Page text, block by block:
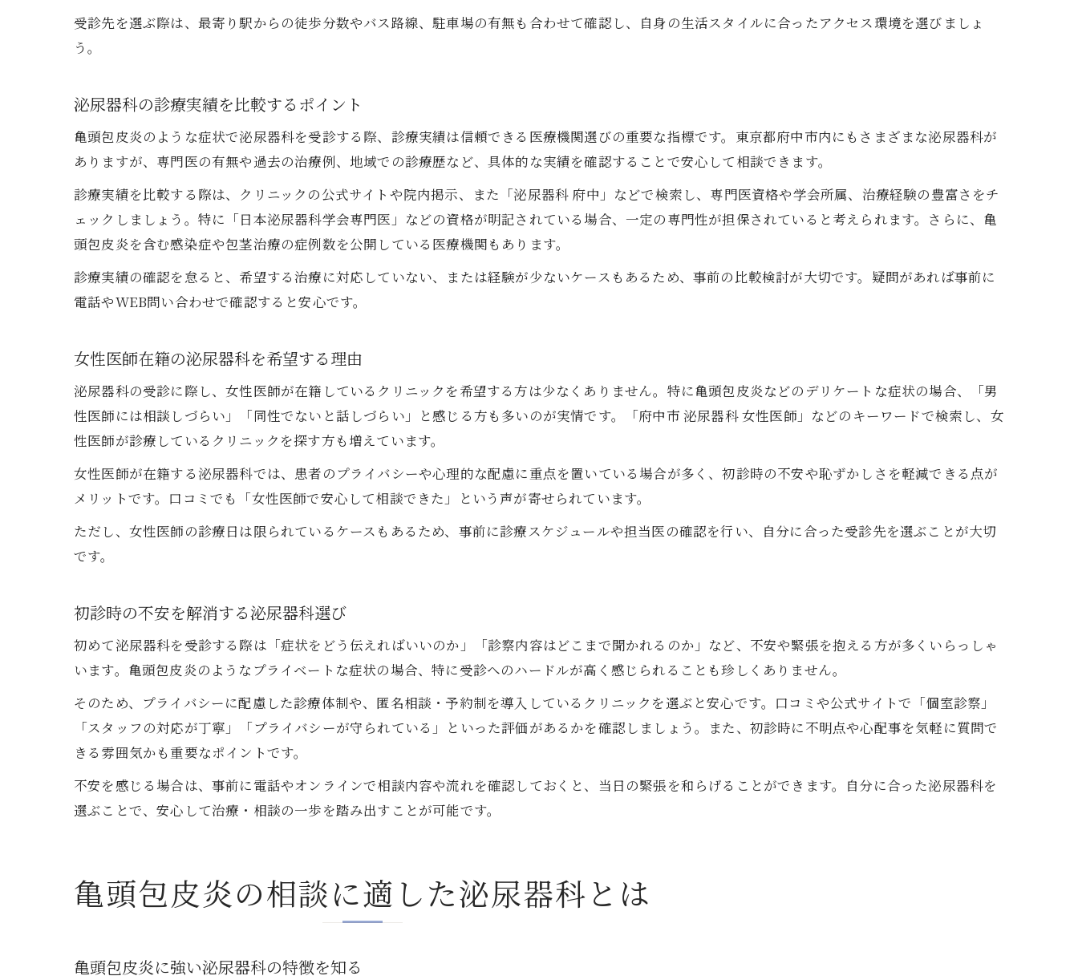
評判が良い泌尿器科の共通点とは何か
泌尿器科選びで通いやすさを重視する際の注意点
駅近の泌尿器科が持つ利便性の魅力
通院に便利な泌尿器科の見つけ方
泌尿器科のアクセスと診療体制を確認する
通いやすい泌尿器科を選ぶ際の落とし穴
アクセス面で泌尿器科を比較するポイント
受診先を選ぶ際は、最寄り駅からの徒歩分数やバス路線、駐車場の有無も合わせて確認し、自身の生活スタイルに合ったアクセス環境を選びましょ
う。
泌尿器科の診療実績を比較するポイント
亀頭包皮炎のような症状で泌尿器科を受診する際、診療実績は信頼できる医療機関選びの重要な指標です。東京都府中市内にもさまざまな泌尿器科が
ありますが、専門医の有無や過去の治療例、地域での診療歴など、具体的な実績を確認することで安心して相談できます。
診療実績を比較する際は、クリニックの公式サイトや院内掲示、また「泌尿器科 府中」などで検索し、専門医資格や学会所属、治療経験の豊富さをチ
ェックしましょう。特に「日本泌尿器科学会専門医」などの資格が明記されている場合、一定の専門性が担保されていると考えられます。さらに、亀
頭包皮炎を含む感染症や包茎治療の症例数を公開している医療機関もあります。
診療実績の確認を怠ると、希望する治療に対応していない、または経験が少ないケースもあるため、事前の比較検討が大切です。疑問があれば事前に
電話やWEB問い合わせで確認すると安心です。
女性医師在籍の泌尿器科を希望する理由
泌尿器科の受診に際し、女性医師が在籍しているクリニックを希望する方は少なくありません。特に亀頭包皮炎などのデリケートな症状の場合、「男
性医師には相談しづらい」「同性でないと話しづらい」と感じる方も多いのが実情です。「府中市 泌尿器科 女性医師」などのキーワードで検索し、女
性医師が診療しているクリニックを探す方も増えています。
女性医師が在籍する泌尿器科では、患者のプライバシーや心理的な配慮に重点を置いている場合が多く、初診時の不安や恥ずかしさを軽減できる点が
メリットです。口コミでも「女性医師で安心して相談できた」という声が寄せられています。
ただし、女性医師の診療日は限られているケースもあるため、事前に診療スケジュールや担当医の確認を行い、自分に合った受診先を選ぶことが大切
です。
初診時の不安を解消する泌尿器科選び
初めて泌尿器科を受診する際は「症状をどう伝えればいいのか」「診察内容はどこまで聞かれるのか」など、不安や緊張を抱える方が多くいらっしゃ
います。亀頭包皮炎のようなプライベートな症状の場合、特に受診へのハードルが高く感じられることも珍しくありません。
そのため、プライバシーに配慮した診療体制や、匿名相談・予約制を導入しているクリニックを選ぶと安心です。口コミや公式サイトで「個室診察」
「スタッフの対応が丁寧」「プライバシーが守られている」といった評価があるかを確認しましょう。また、初診時に不明点や心配事を気軽に質問で
きる雰囲気かも重要なポイントです。
不安を感じる場合は、事前に電話やオンラインで相談内容や流れを確認しておくと、当日の緊張を和らげることができます。自分に合った泌尿器科を
選ぶことで、安心して治療・相談の一歩を踏み出すことが可能です。
亀頭包皮炎の相談に適した泌尿器科とは
亀頭包皮炎に強い泌尿器科の特徴を知る